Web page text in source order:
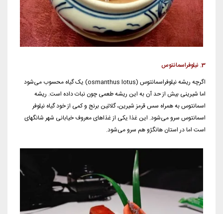
3. نیلوفراسمانتوس
اگرچه ریشه نیلوفراسمانتوس (osmanthus lotus) یک گیاه محسوب می‌شود
اما شیرینی بیش از حد آن به این ریشه طعمی چون نبات داده است. ریشه
اسمانتوس به همراه سس قرمز شیرین، گلاتین برنج و کمی از خود گیاه نیلوفر
اسمانتوس سرو می‌شود. این غذا یکی از غذاهای معروف خیابانی شهر شانگهای
است اما در استان هانگژو هم سرو می‌شود.